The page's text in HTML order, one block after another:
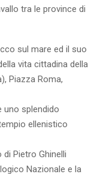
tra le province di
sul mare ed il suo
vita cittadina della
Piazza Roma,
uno splendido
ellenistico
Pietro Ghinelli
Nazionale e la